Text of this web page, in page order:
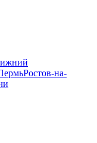
Ростов-на-